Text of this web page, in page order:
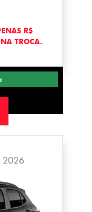
R$
TROCA.
2026